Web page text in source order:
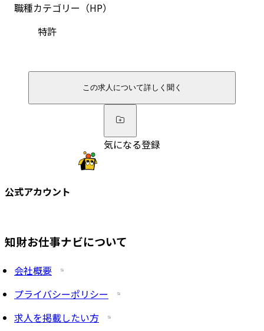
職種カテゴリー（HP）
特許
この求人について詳しく聞く
気になる登録
公式アカウント
知財お仕事ナビについて
会社概要
プライバシーポリシー
求人を掲載したい方